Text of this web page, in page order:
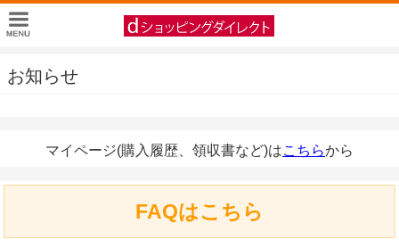
お知らせ
マイページ(購入履歴、領収書など)はこちらから
FAQはこちら